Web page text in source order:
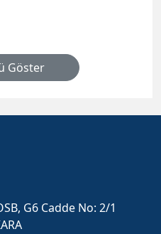
Göster
G6 Cadde No: 2/1